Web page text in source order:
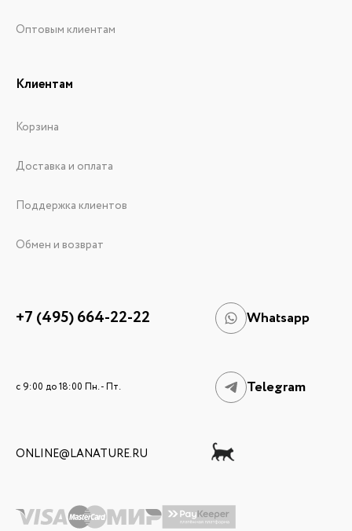
Оптовым клиентам
Клиентам
Корзина
Доставка и оплата
Поддержка клиентов
Обмен и возврат
+7 (495) 664-22-22 Whatsapp
c 9:00 до 18:00 Пн. - Пт. Telegram
ONLINE@LANATURE.RU